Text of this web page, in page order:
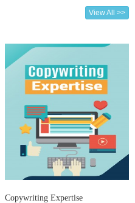
View All >>
Copywriting Expertise